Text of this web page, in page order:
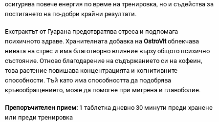
осигурява повече енергия по време на тренировка, но и съдейства за
постигането на по-добри крайни резултати.
Екстрактът от Гуарана предотвратява стреса и подпомага
психичното здраве. Хранителната добавка на OstroVitоблекчава
нивата на стрес и има благотворно влияние върху общото психично
състояние. Отново благодарение на съдържанието си на кофеин,
това растение повишава концентрацията и когнитивните
способности. Тъй като има способността да подобрява
кръвообращението, може да помогне при мигрена и главоболие.
Препоръчителен прием: 1 таблетка дневно 30 минути преди хранене
или преди тренировка